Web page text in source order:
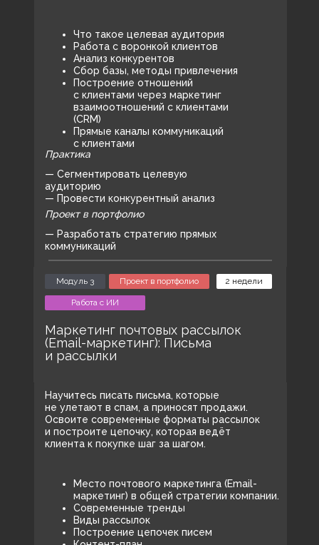
Что такое целевая аудитория
Работа с воронкой клиентов
Анализ конкурентов
Сбор базы, методы привлечения
Построение отношений
с клиентами через маркетинг
взаимоотношений с клиентами
(CRM)
Прямые каналы коммуникаций
с клиентами
Практика
— Сегментировать целевую
аудиторию
— Провести конкурентный анализ
Проект в портфолио
— Разработать стратегию прямых
коммуникаций
Маркетинг почтовых рассылок
(Email-маркетинг): Письма
и рассылки
Модуль 3 Проект в портфолио
Работа с ИИ
2 недели
Место почтового маркетинга (Email-
маркетинг) в общей стратегии компании.
Современные тренды
Виды рассылок
Построение цепочек писем
Научитесь писать письма, которые
не улетают в спам, а приносят продажи.
Освоите современные форматы рассылок
и построите цепочку, которая ведёт
клиента к покупке шаг за шагом.